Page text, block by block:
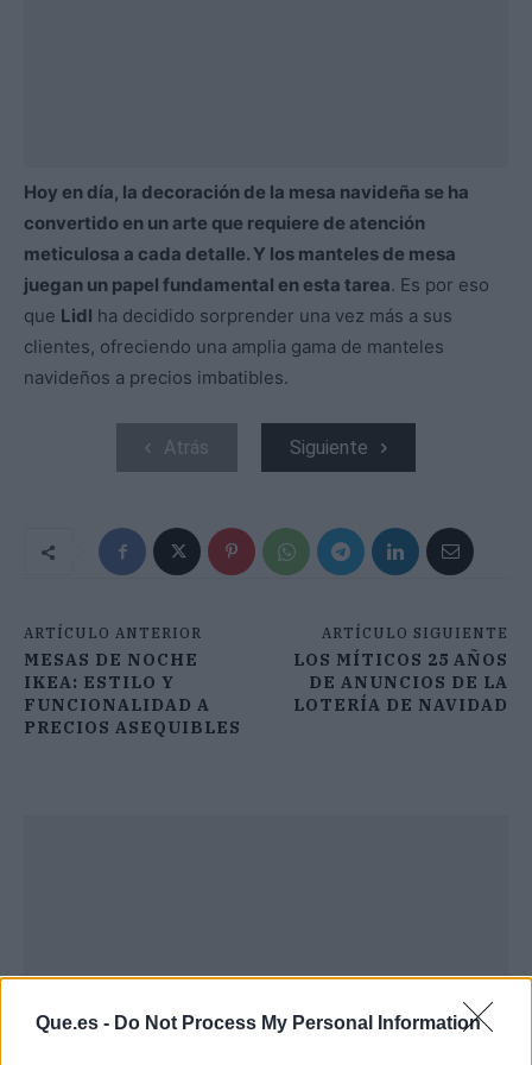
Que.es - Do Not Process My Personal Information
Hoy en día, la decoración de la mesa navideña se ha
convertido en un arte que requiere de atención
meticulosa a cada detalle. Y los manteles de mesa
juegan un papel fundamental en esta tarea. Es por eso
que Lidl ha decidido sorprender una vez más a sus
clientes, ofreciendo una amplia gama de manteles
navideños a precios imbatibles.
Atrás Siguiente
ARTÍCULO ANTERIOR
MESAS DE NOCHE
IKEA: ESTILO Y
FUNCIONALIDAD A
PRECIOS ASEQUIBLES
ARTÍCULO SIGUIENTE
LOS MÍTICOS 25 AÑOS
DE ANUNCIOS DE LA
LOTERÍA DE NAVIDAD